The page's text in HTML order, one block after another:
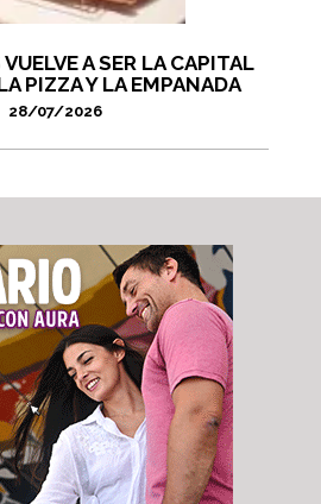
A SER LA CAPITAL
PIZZA Y LA EMPANADA
28/07/2026